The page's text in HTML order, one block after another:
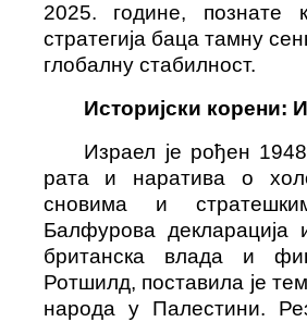
2025. године, познате
стратегија баца тамну
глобалну стабилност.
Историјски корени:
Израел је рођен
рата и наратива о
сновима и
Балфурова декларација
британска влада и
Ротшилд, поставила је
народа у Палестини.